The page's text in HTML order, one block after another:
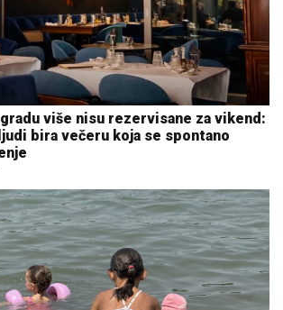
više nisu rezervisane za vikend:
bira večeru koja se spontano